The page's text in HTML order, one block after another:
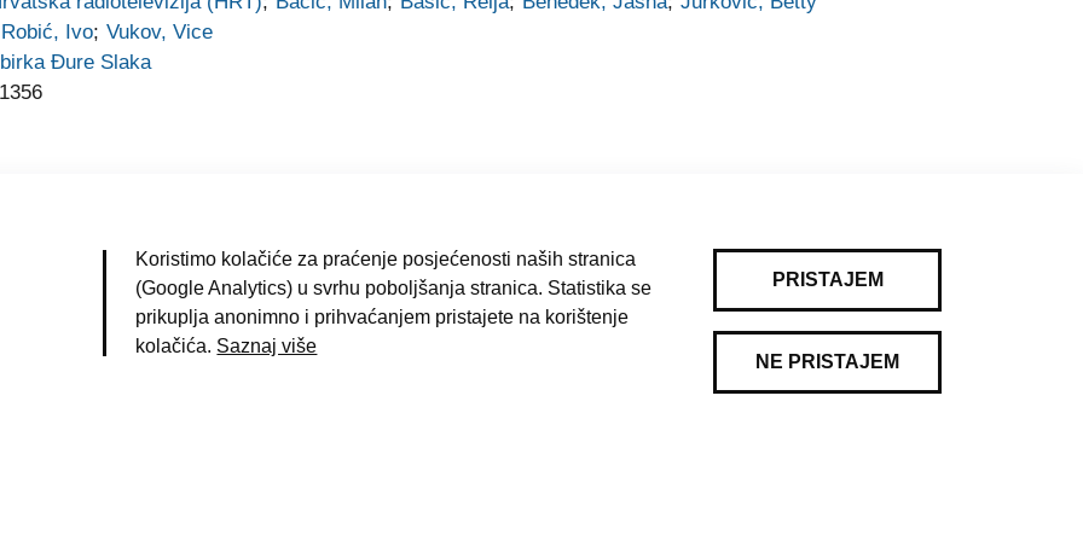
Robić, Ivo; Vukov, Vice
Đure Slaka
Uvjeti korištenja | Pravila privatnosti Impresum
Koristimo kolačiće za praćenje posjećenosti naših stranica
(Google Analytics) u svrhu poboljšanja stranica. Statistika se
prikuplja anonimno i prihvaćanjem pristajete na korištenje
kolačića. Saznaj više
PRISTAJEM
NE PRISTAJEM